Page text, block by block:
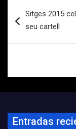
de
Sitges 2015
seu cartell
Entradas